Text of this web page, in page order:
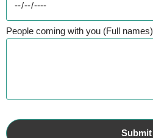
People coming with you (Full names)